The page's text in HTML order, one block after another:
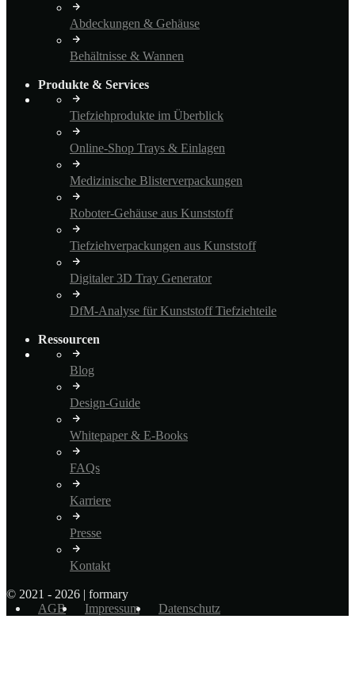
Abdeckungen & Gehäuse
Behältnisse & Wannen
Produkte & Services
Tiefziehprodukte im Überblick
Online-Shop Trays & Einlagen
Medizinische Blisterverpackungen
Roboter-Gehäuse aus Kunststoff
Tiefziehverpackungen aus Kunststoff
Digitaler 3D Tray Generator
DfM-Analyse für Kunststoff Tiefziehteile
Ressourcen
Blog
Design-Guide
Whitepaper & E-Books
FAQs
Karriere
Presse
Kontakt
© 2021 - 2026 | formary
AGB
Impressum Datenschutz